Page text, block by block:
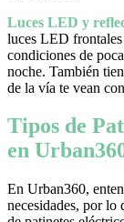
Luces LED y
luces LED
condiciones de
noche. También
de la vía te vean
Tipos de
en
En Urban360,
necesidades, por lo